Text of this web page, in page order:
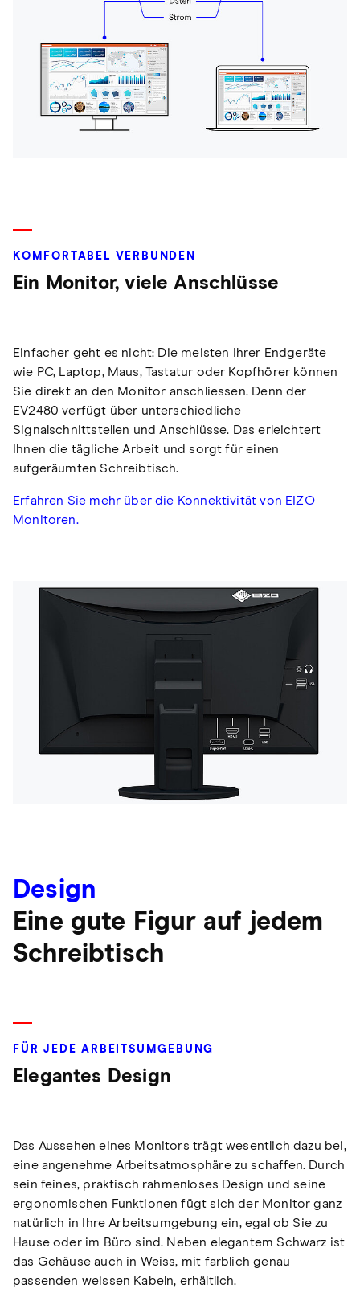
KOMFORTABEL VERBUNDEN
Ein Monitor, viele Anschlüsse
Einfacher geht es nicht: Die meisten Ihrer Endgeräte
wie PC, Laptop, Maus, Tastatur oder Kopfhörer können
Sie direkt an den Monitor anschliessen. Denn der
EV2480 verfügt über unterschiedliche
Signalschnittstellen und Anschlüsse. Das erleichtert
Ihnen die tägliche Arbeit und sorgt für einen
aufgeräumten Schreibtisch.
Erfahren Sie mehr über die Konnektivität von EIZO
Monitoren.
Design
Eine gute Figur auf jedem
Schreibtisch
FÜR JEDE ARBEITSUMGEBUNG
Elegantes Design
Das Aussehen eines Monitors trägt wesentlich dazu bei,
eine angenehme Arbeitsatmosphäre zu schaffen. Durch
sein feines, praktisch rahmenloses Design und seine
ergonomischen Funktionen fügt sich der Monitor ganz
natürlich in Ihre Arbeitsumgebung ein, egal ob Sie zu
Hause oder im Büro sind. Neben elegantem Schwarz ist
das Gehäuse auch in Weiss, mit farblich genau
passenden weissen Kabeln, erhältlich.